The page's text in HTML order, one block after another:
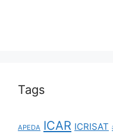
Tags
APEDA ICAR ICRISAT